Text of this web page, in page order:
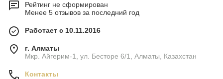
Рейтинг не сформирован
Менее 5 отзывов за последний год
Работает с 10.11.2016
г. Алматы
Мкр. Айгерим-1, ул. Бесторе 6/1, Алматы, Казахстан
Контакты